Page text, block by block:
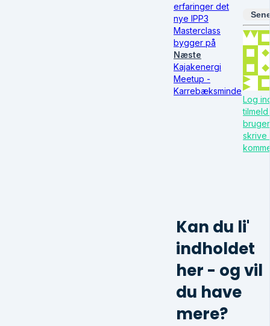
erfaringer det
nye IPP3
Masterclass
bygger på
Næste
Kajakenergi
Meetup -
Karrebæksminde
Log
skrive
Kan du li'
indholdet
her - og vil
du have
mere?